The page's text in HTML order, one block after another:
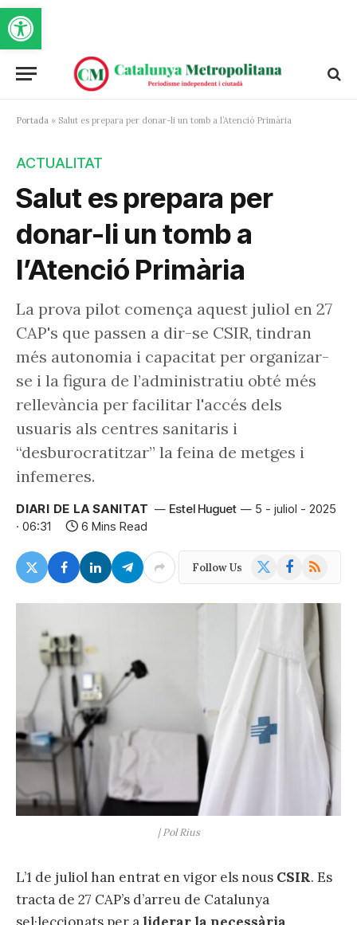
Obre la barra d'eines
Portada » Salut es prepara per donar-li un tomb a l’Atenció Primària
ACTUALITAT
Salut es prepara per
donar-li un tomb a
l’Atenció Primària
La prova pilot comença aquest juliol en 27
CAP's que passen a dir-se CSIR, tindran
més autonomia i capacitat per organizar-
se i la figura de l’administratiu obté més
rellevància per facilitar l'accés dels
usuaris als centres sanitaris i
“desburocratitzar” la feina de metges i
infemeres.
DIARI DE LA SANITAT Estel Huguet
5 - juliol - 2025
· 06:31
6 Mins Read
Follow Us Facebook
RSS
| Pol Rius
L’1 de juliol han entrat en vigor els nous CSIR. Es
tracta de 27 CAP’s d’arreu de Catalunya